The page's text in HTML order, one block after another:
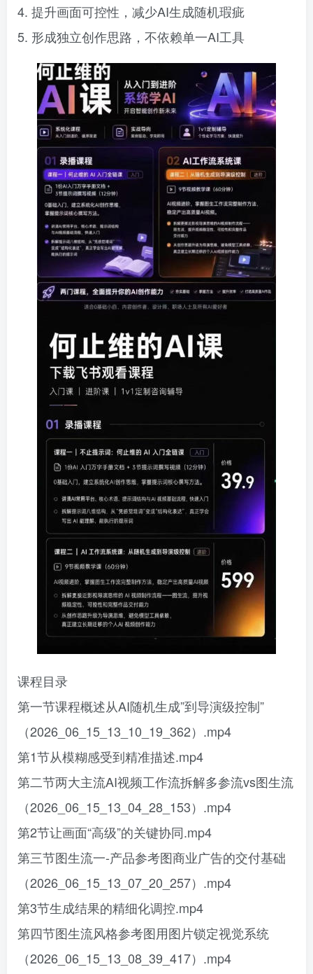
4. 提升画面可控性，减少AI生成随机瑕疵
5. 形成独立创作思路，不依赖单一AI工具
课程目录
第一节课程概述从AI随机生成”到导演级控制”
（2026_06_15_13_10_19_362）.mp4
第1节从模糊感受到精准描述.mp4
第二节两大主流AI视频工作流拆解多参流vs图生流
（2026_06_15_13_04_28_153）.mp4
第2节让画面“高级”的关键协同.mp4
第三节图生流一-产品参考图商业广告的交付基础
（2026_06_15_13_07_20_257）.mp4
第3节生成结果的精细化调控.mp4
第四节图生流风格参考图用图片锁定视觉系统
（2026_06_15_13_08_39_417）.mp4